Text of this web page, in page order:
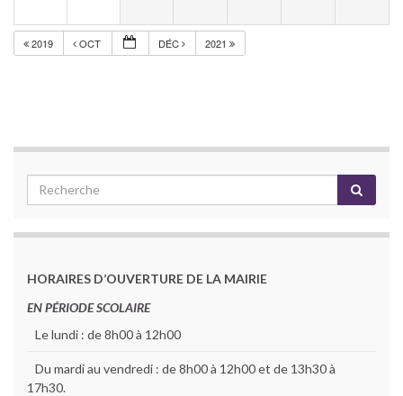
2019 OCT DÉC 2021
HORAIRES D’OUVERTURE DE LA MAIRIE
EN PÉRIODE SCOLAIRE
Le lundi : de 8h00 à 12h00
Du mardi au vendredi : de 8h00 à 12h00 et de 13h30 à
17h30.